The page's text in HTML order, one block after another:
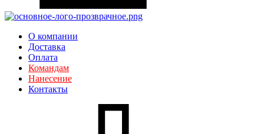
О компании
Доставка
Оплата
Командам
Нанесение
Контакты